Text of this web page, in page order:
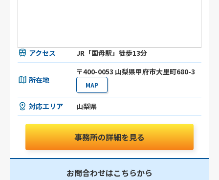
アクセス JR「国母駅」徒歩13分
所在地
〒400-0053 山梨県甲府市大里町680-3
MAP
対応エリア 山梨県
事務所の詳細を見る
お問合わせはこちらから